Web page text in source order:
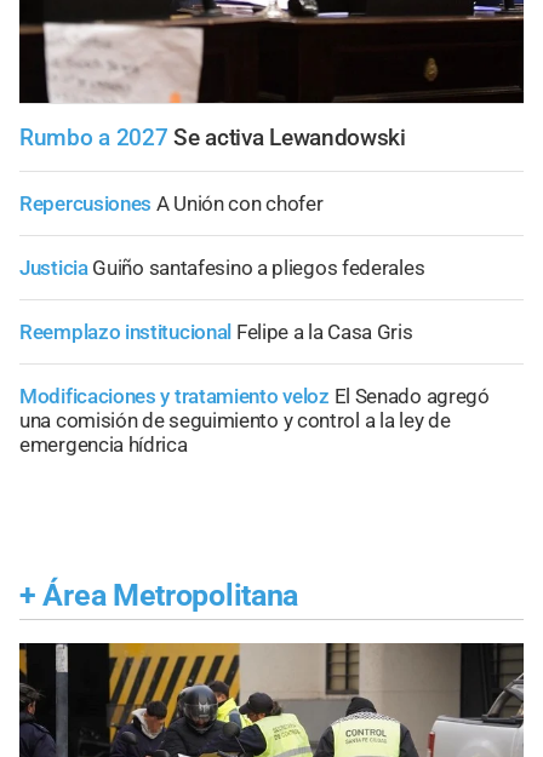
Rumbo a 2027 Se activa Lewandowski
Repercusiones A Unión con chofer
Justicia Guiño santafesino a pliegos federales
Reemplazo institucional Felipe a la Casa Gris
Modificaciones y tratamiento veloz El Senado agregó
una comisión de seguimiento y control a la ley de
emergencia hídrica
+ Área Metropolitana